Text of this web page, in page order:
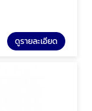
ดูรายละเอียด